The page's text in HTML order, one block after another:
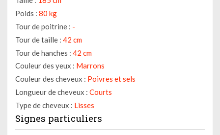
Poids : 80 kg
Tour de poitrine : -
Tour de taille : 42 cm
Tour de hanches : 42 cm
Couleur des yeux : Marrons
Couleur des cheveux : Poivres et sels
Longueur de cheveux : Courts
Type de cheveux : Lisses
Signes particuliers